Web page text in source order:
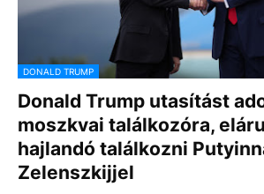
DONALD TRUMP
Donald Trump utasítást
moszkvai találkozóra,
hajlandó találkozni
Zelenszkijjel